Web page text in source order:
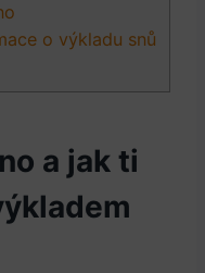
o výkladu snů
a jak ti